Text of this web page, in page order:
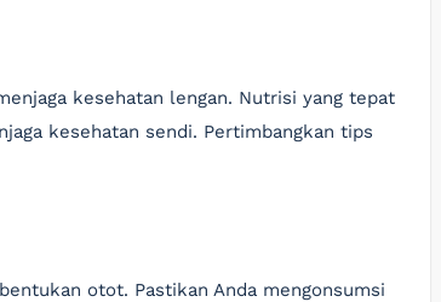
kesehatan lengan. Nutrisi yang tepat
kesehatan sendi. Pertimbangkan tips
otot. Pastikan Anda mengonsumsi